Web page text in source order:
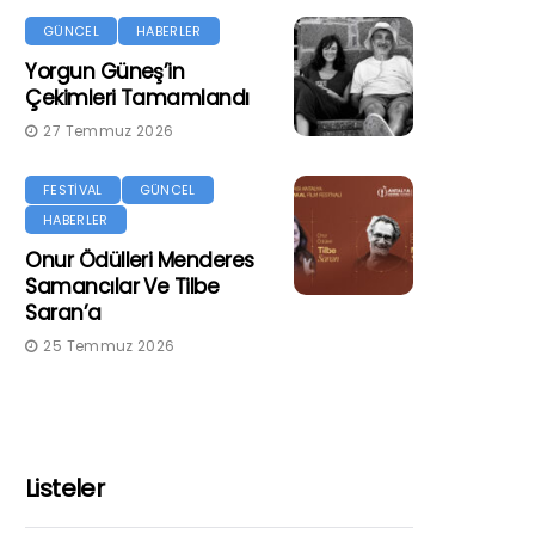
GÜNCEL HABERLER
Yorgun Güneş’in
Çekimleri Tamamlandı
27 Temmuz 2026
FESTİVAL
GÜNCEL
HABERLER
Onur Ödülleri Menderes
Samancılar Ve Tilbe
Saran’a
25 Temmuz 2026
Listeler